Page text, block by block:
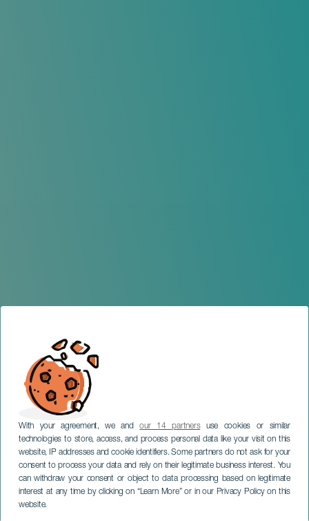
With your agreement, we andour 14 partnersuse cookies or similar
technologies to store, access, and process personal data like your visit on this
website, IP addresses and cookie identifiers. Some partners do not ask for your
consent to process your data and rely on their legitimate business interest. You
can withdraw your consent or object to data processing based on legitimate
interest at any time by clicking on “Learn More” or in our Privacy Policy on this
website.La Luchada del Año
TENERIFE